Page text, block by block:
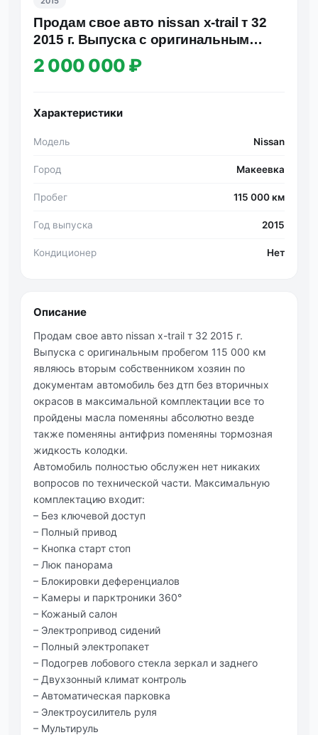
Продам свое авто nissan x-trail т 32
2015 г. Выпуска с оригинальным
пробегом 115 000 км яв…
2 000 000 ₽
Характеристики
Модель Nissan
Город Макеевка
Пробег 115 000 км
Год выпуска 2015
Кондиционер Нет
Описание
Продам свое авто nissan x-trail т 32 2015 г.
Выпуска с оригинальным пробегом 115 000 км
являюсь вторым собственником хозяин по
документам автомобиль без дтп без вторичных
окрасов в максимальной комплектации все то
пройдены масла поменяны абсолютно везде
также поменяны антифриз поменяны тормозная
жидкость колодки.
Автомобиль полностью обслужен нет никаких
вопросов по технической части. Максимальную
комплектацию входит:
– Без ключевой доступ
– Полный привод
– Кнопка старт стоп
– Люк панорама
– Блокировки деференциалов
– Камеры и парктроники 360°
– Кожаный салон
– Электропривод сидений
– Полный электропакет
– Подогрев лобового стекла зеркал и заднего
– Двухзонный климат контроль
– Автоматическая парковка
– Электроусилитель руля
– Мультируль